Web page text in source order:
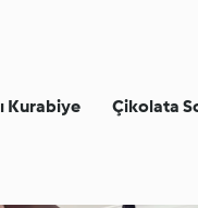
Kurabiye Çikolata